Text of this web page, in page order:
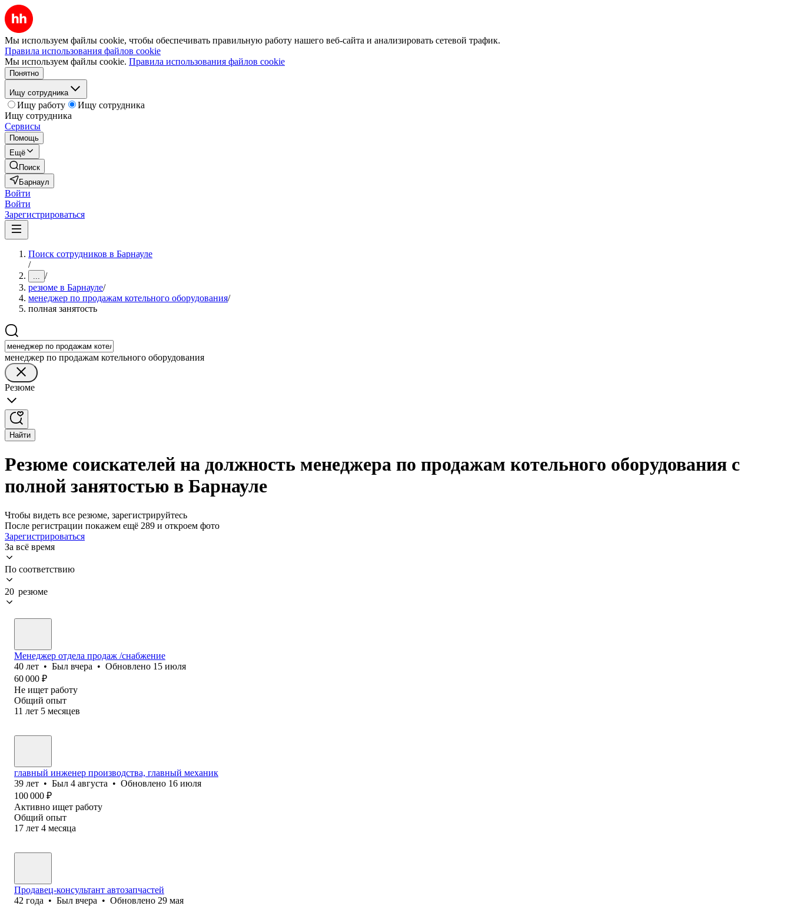
Мы используем файлы cookie, чтобы обеспечивать правильную работу нашего веб-сайта и анализировать сетевой трафик.
Правила использования файлов cookie
Мы используем файлы cookie. Правила использования файлов cookie
Понятно
Ищу сотрудника
Ищу работу
Ищу сотрудника
Ищу сотрудника
Сервисы
Помощь
Ещё
Поиск
Барнаул
Войти
Войти
Зарегистрироваться
Поиск сотрудников в Барнауле
/
... /
резюме в Барнауле/
менеджер по продажам котельного оборудования/
полная занятость
менеджер по продажам котельного оборудования
Резюме
Найти
Резюме соискателей на должность менеджера по продажам котельного оборудования с
полной занятостью в Барнауле
Чтобы видеть все резюме, зарегистрируйтесь
После регистрации покажем ещё 289 и откроем фото
Зарегистрироваться
За всё время
По соответствию
20 резюме
Менеджер отдела продаж /снабжение
40 лет • Был вчера • Обновлено 15 июля
60 000 ₽
Не ищет работу
Общий опыт
11 лет 5 месяцев
главный инженер производства, главный механик
39 лет • Был 4 августа • Обновлено 16 июля
100 000 ₽
Активно ищет работу
Общий опыт
17 лет 4 месяца
Продавец-консультант автозапчастей
42 года • Был вчера • Обновлено 29 мая